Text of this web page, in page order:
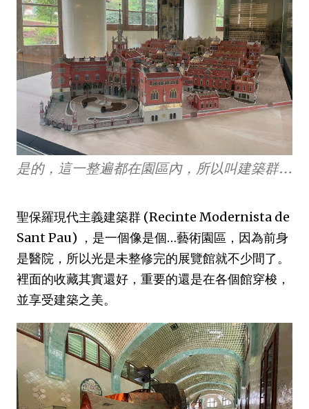
是的，這一整遍都在園區內，所以叫建築群…
聖保羅現代主義建築群 (Recinte Modernista de
Sant Pau) ，是一個像是個…藝術園區，因為前身
是醫院，所以光是未整修完的展覽館就不少間了。
裡面的收藏其實還好，重要的還是在各個館穿梭，
並享受建築之美。